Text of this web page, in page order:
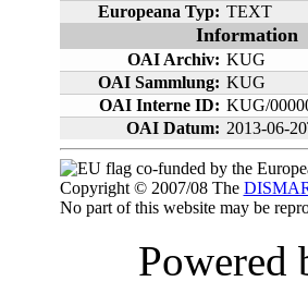
Europeana Typ: TEXT
Information
OAI Archiv: KUG
OAI Sammlung: KUG
OAI Interne ID: KUG/
OAI Datum: 2013-06-
co-funded by the
Copyright © 2007/08 The
No part of this website may be
Powered